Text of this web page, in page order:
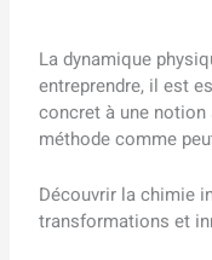
La dynamique
entreprendre, il est
concret à une notion
méthode comme
Découvrir la chimie
transformations et